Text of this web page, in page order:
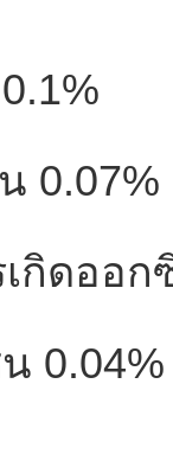
0.1%
0.07%
กิดออก
0.04%